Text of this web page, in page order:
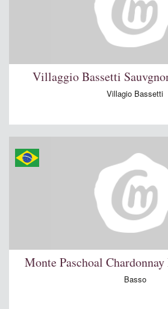
Villaggio Bassetti
Villagio Bassetti
Monte Paschoal
Basso